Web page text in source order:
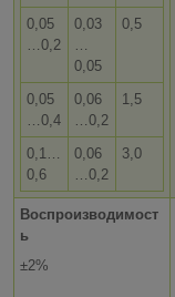
0,05
…0,2
0,03
…
0,05
0,5
0,05
…0,4
0,06
…0,2
1,5
0,1…
0,6
0,06
…0,2
3,0
Воспроизводимост
ь
±2%